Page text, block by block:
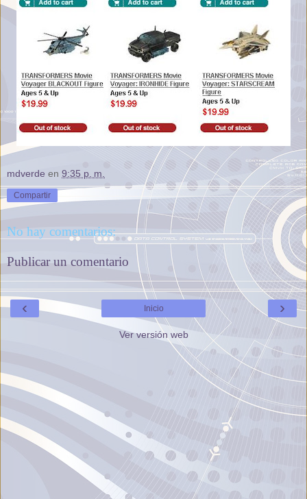
mdverde en 9:35 p. m.
Compartir
No hay comentarios:
Publicar un comentario
‹ ›
Inicio
Ver versión web